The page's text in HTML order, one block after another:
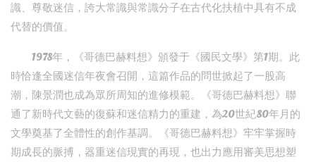
識、尊敬迷信，誇大常識與常識分子在古代化扶植中具有不成
代替的價值。
1978年，《哥德巴赫料想》頒發于《國民文學》第1期。此
時恰逢全國迷信年夜會召開，這篇作品的問世掀起了一股高
潮，陳景潤也成為眾所周知的進修模範。《哥德巴赫料想》聯
通了新時代文藝的復蘇和迷信精力的重建，為20世紀80年月的
文學奠基了全體性的創作基調。《哥德巴赫料想》牢牢掌握時
期成長的脈搏，器重迷信現實的再現，也出力應用審美思想塑